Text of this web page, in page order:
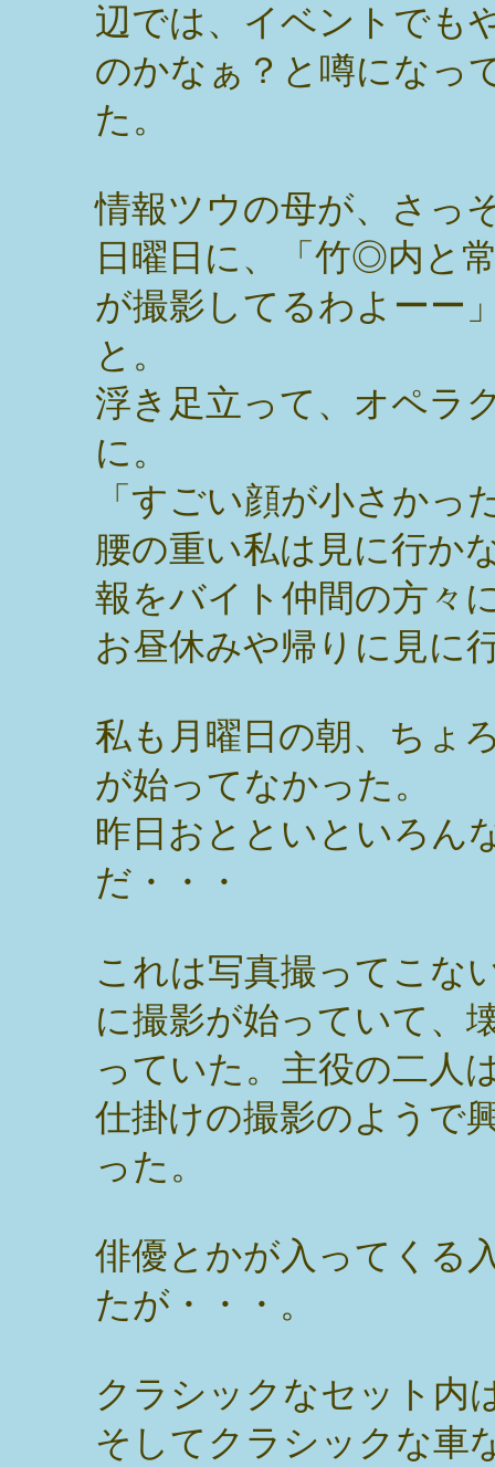
辺では、イベントでも
のかなぁ？と噂になっ
た。
情報ツウの母が、さっ
日曜日に、「竹◎内と
が撮影してるわよーー
と。
浮き足立って、オペラ
に。
「すごい顔が小さかっ
腰の重い私は見に行か
報をバイト仲間の方々
お昼休みや帰りに見に
私も月曜日の朝、ちょ
が始ってなかった。
昨日おとといといろん
だ・・・
これは写真撮ってこな
に撮影が始っていて、
っていた。主役の二人
仕掛けの撮影のようで
った。
俳優とかが入ってくる
たが・・・。
クラシックなセット内
そしてクラシックな車